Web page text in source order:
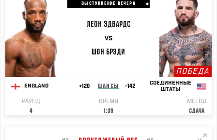
ВЫСТУПЛЕНИЕ ВЕЧЕРА
ЛЕОН ЭДВАРДС
VS
ШОН БРЭДИ
ПОБЕДА
ENGLAND +120 ШАНСЫ -142
СОЕДИНЕННЫЕ
ШТАТЫ
РАУНД
4
ВРЕМЯ
1:39
МЕТОД
СДАЧА